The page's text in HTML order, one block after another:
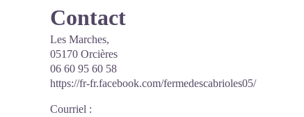
Contact
Les Marches,
05170 Orcières
06 60 95 60 58
https://fr-fr.facebook.com/fermedescabrioles05/
Courriel :